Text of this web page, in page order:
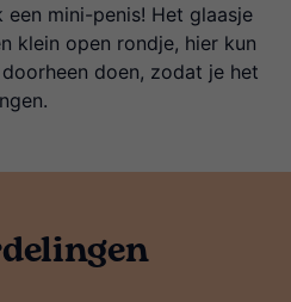
een mini-penis! Het glaasje
klein open rondje, hier kun
doen, zodat je het